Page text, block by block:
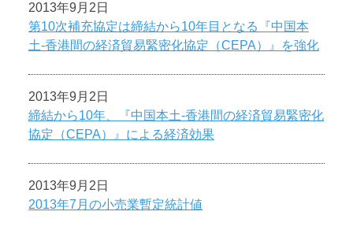
2013年9月2日
第10次補充協定は締結から10年目となる『中国本
土-香港間の経済貿易緊密化協定（CEPA）』を強化
2013年9月2日
締結から10年、『中国本土-香港間の経済貿易緊密化
協定（CEPA）』による経済効果
2013年9月2日
2013年7月の小売業暫定統計値